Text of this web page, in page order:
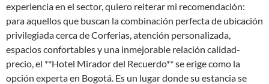
experiencia en el sector, quiero reiterar mi recomendación:
para aquellos que buscan la combinación perfecta de ubicación
privilegiada cerca de Corferias, atención personalizada,
espacios confortables y una inmejorable relación calidad-
precio, el **Hotel Mirador del Recuerdo** se erige como la
opción experta en Bogotá. Es un lugar donde su estancia se